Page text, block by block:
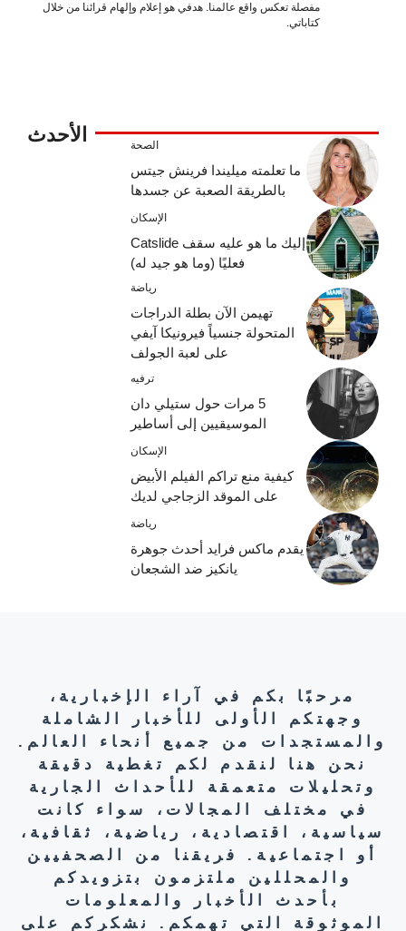
مفصلة تعكس واقع عالمنا. هدفي هو إعلام وإلهام قرائنا من خلال
كتاباتي.
الأحدث الصحة
ما تعلمته ميليندا فرينش جيتس
بالطريقة الصعبة عن جسدها
الإسكان
إليك ما هو عليه سقف Catslide
فعليًا (وما هو جيد له)
رياضة
تهيمن الآن بطلة الدراجات
المتحولة جنسياً فيرونيكا آيفي
على لعبة الجولف
ترفيه
5 مرات حول ستيلي دان
الموسيقيين إلى أساطير
الإسكان
كيفية منع تراكم الفيلم الأبيض
على الموقد الزجاجي لديك
رياضة
يقدم ماكس فرايد أحدث جوهرة
يانكيز ضد الشجعان
مرحبًا بكم في آراء الإخبارية،
وجهتكم الأولى للأخبار الشاملة
والمستجدات من جميع أنحاء العالم.
نحن هنا لنقدم لكم تغطية دقيقة
وتحليلات متعمقة للأحداث الجارية
في مختلف المجالات، سواء كانت
سياسية، اقتصادية، رياضية، ثقافية،
أو اجتماعية. فريقنا من الصحفيين
والمحللين ملتزمون بتزويدكم
بأحدث الأخبار والمعلومات
الموثوقة التي تهمكم. نشكركم على